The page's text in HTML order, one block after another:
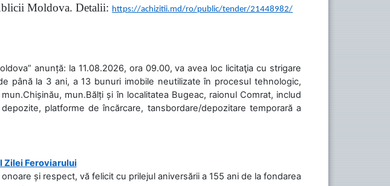
Moldova. Detalii: https://achizitii.md/ro/public/tender/21448982/
anunță: la 11.08.2026, ora 09.00, va avea loc licitaţia cu strigare
până la 3 ani, a 13 bunuri imobile neutilizate în procesul tehnologic,
mun.Bălți și în localitatea Bugeac, raionul Comrat, includ
platforme de încărcare, tansbordare/depozitare temporară a
Zilei Feroviarului
și respect, vă felicit cu prilejul aniversării a 155 ani de la fondarea